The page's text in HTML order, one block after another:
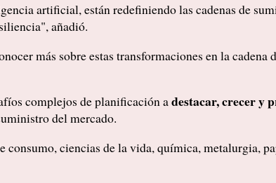
artificial, están redefiniendo las cadenas de
añadió.
más sobre estas transformaciones en la cadena
complejos de planificación adestacar, crecer y
del mercado.
consumo, ciencias de la vida, química, metalurgia,